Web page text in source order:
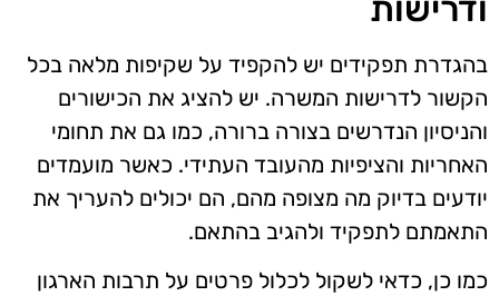
ודרישות
בהגדרת תפקידים יש להקפיד על שקיפות מלאה בכל
הקשור לדרישות המשרה. יש להציג את הכישורים
והניסיון הנדרשים בצורה ברורה, כמו גם את תחומי
האחריות והציפיות מהעובד העתידי. כאשר מועמדים
יודעים בדיוק מה מצופה מהם, הם יכולים להעריך את
התאמתם לתפקיד ולהגיב בהתאם.
כמו כן, כדאי לשקול לכלול פרטים על תרבות הארגון